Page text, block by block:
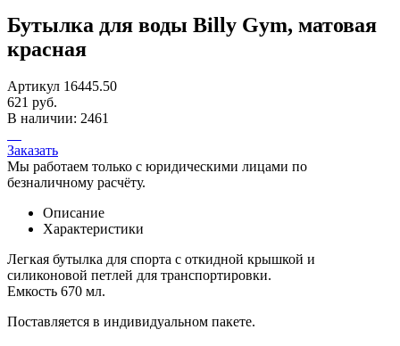
Бутылка для воды Billy Gym, матовая
красная
Артикул 16445.50
621 руб.
В наличии: 2461
Заказать
Мы работаем только с юридическими лицами по
безналичному расчёту.
Описание
Характеристики
Легкая бутылка для спорта с откидной крышкой и
силиконовой петлей для транспортировки.
Емкость 670 мл.
Поставляется в индивидуальном пакете.